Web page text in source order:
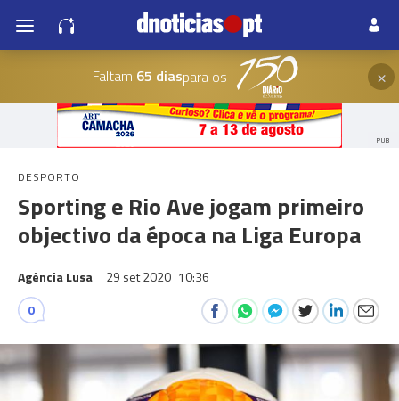
Faltam 65 diaspara os ×
PUB
DESPORTO
Sporting e Rio Ave jogam primeiro
objectivo da época na Liga Europa
Agência Lusa 29 set 2020 10:36
0